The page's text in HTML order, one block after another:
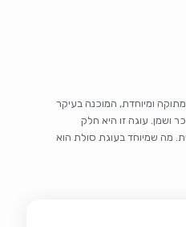
ומיוחדת, המוכנה בעיקר
ושמן. עוגה זו היא חלק
מה שמיוחד בעוגת סולת הוא
מעולה עם תה או קפה. היא